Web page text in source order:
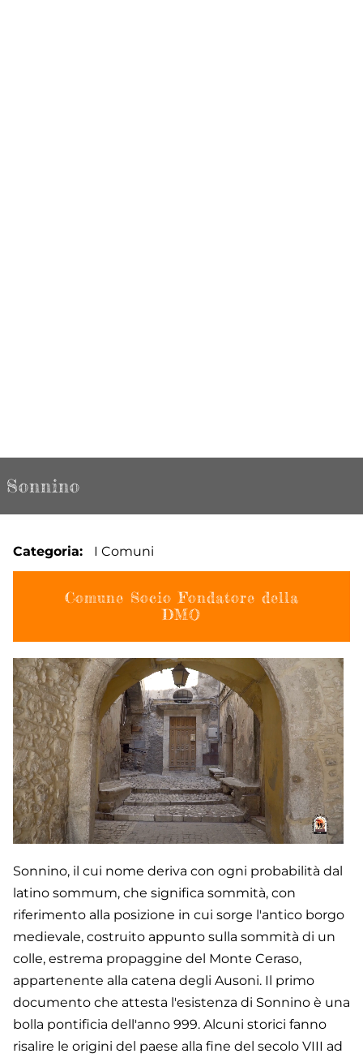
Sonnino
Categoria I Comuni
Comune Socio Fondatore della
DMO
Sonnino, il cui nome deriva con ogni probabilità dal
latino sommum, che significa sommità, con
riferimento alla posizione in cui sorge l'antico borgo
medievale, costruito appunto sulla sommità di un
colle, estrema propaggine del Monte Ceraso,
appartenente alla catena degli Ausoni. Il primo
documento che attesta l'esistenza di Sonnino è una
bolla pontificia dell'anno 999. Alcuni storici fanno
risalire le origini del paese alla fine del secolo VIII ad